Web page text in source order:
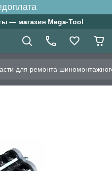
— магазин Mega-Tool
для ремонта